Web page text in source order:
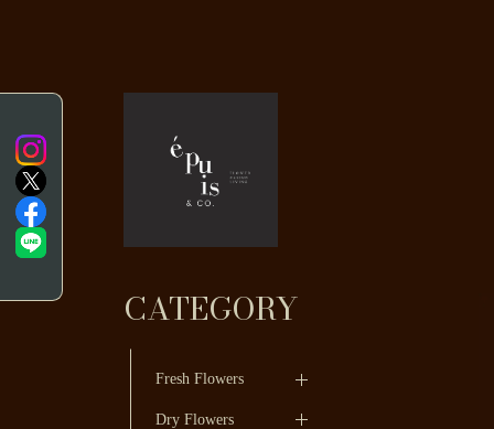
CATEGORY
Fresh Flowers
Dry Flowers